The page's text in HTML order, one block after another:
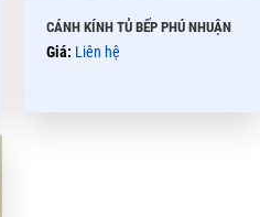
CÁNH KÍNH TỦ BẾP PHÚ NHUẬN
Giá: Liên hệ